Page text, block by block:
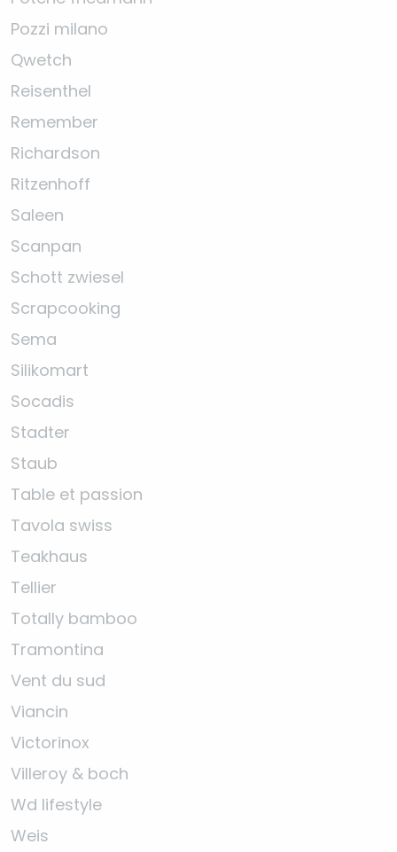
Pozzi milano
Qwetch
Reisenthel
Remember
Richardson
Ritzenhoff
Saleen
Scanpan
Schott zwiesel
Scrapcooking
Sema
Silikomart
Socadis
Stadter
Staub
Table et passion
Tavola swiss
Teakhaus
Tellier
Totally bamboo
Tramontina
Vent du sud
Viancin
Victorinox
Villeroy & boch
Wd lifestyle
Weis